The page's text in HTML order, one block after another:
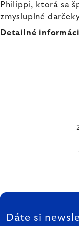
Philippi, ktorá sa
zmysluplné
Detailné
ZÁPÄTIE
Dáte si